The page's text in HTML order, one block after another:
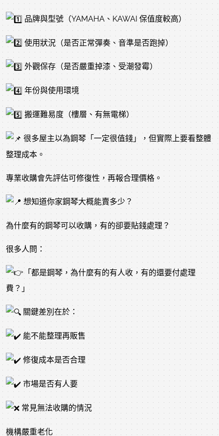
品牌與型號（YAMAHA、KAWAI 保值度較高）
使用狀況（是否正常彈奏、音準是否跑掉）
外觀保存（是否嚴重掉漆、受潮發霉）
年份與使用環境
搬運難易度（樓層、有無電梯）
很多屋主以為鋼琴「一定很值錢」，但實際上要看整體
整理成本。
專業收購會先評估可修復性，再報合理價格。
想知道你家鋼琴大概能賣多少？
為什麼有的鋼琴可以收購，有的卻要貼錢處理？
很多人問：
「都是鋼琴，為什麼有的有人收，有的還要付處理
費？」
關鍵差別在於：
能不能整理再販售
修復成本是否合理
市場是否有人要
常見無法收購的情況
機構嚴重老化